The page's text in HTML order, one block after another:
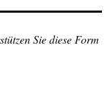
Sie diese Form